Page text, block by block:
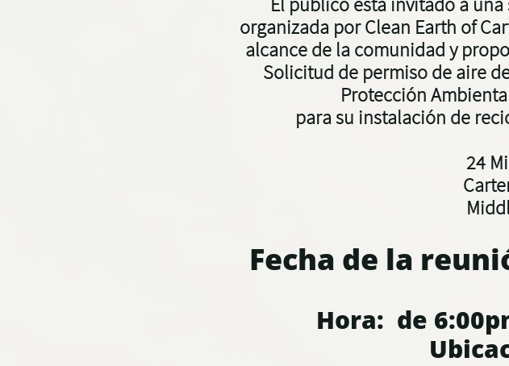
organizada porClean Earth of
alcance de la comunidad y
Solicitud de permiso de aire
Protección
para su instalación de
24
Fecha de la
Hora: de